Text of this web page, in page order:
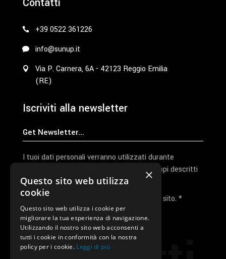
+39 0522 361226
info@sunup.it
Via P. Carnera, 6A - 42123 Reggio Emilia
(RE)
Iscriviti alla newsletter
I tuoi dati personali verranno utilizzati durante
l'elaborazione della richiesta e per altri scopi descritti
nella nostraprivacy policy
Ho letto e accetto la privacy policy del sito. *
Invia I Dati
×
Questo sito web utilizza
cookie
Questo sito web utilizza i cookie per
migliorare la tua esperienza di navigazione.
Utilizzando il nostro sito web acconsenti a
tutti i cookie in conformità con la nostra
policy per i cookie. Leggi di più